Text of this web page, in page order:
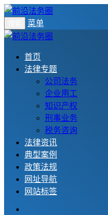
菜单
首页
法律专题
公司法务
企业用工
知识产权
刑事业务
税务咨询
法律资讯
典型案例
政策法规
网址导航
网站标签